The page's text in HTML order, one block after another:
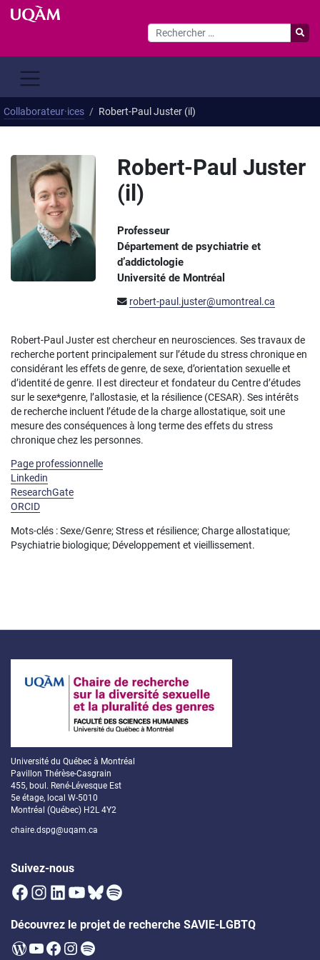
Passer
Collaborateur·ices Robert-Paul Juster (il)
Robert-Paul Juster
(il)
Professeur
Département de psychiatrie et
d’addictologie
Université de Montréal
robert-paul.juster@umontreal.ca
Robert-Paul Juster est chercheur en neurosciences. Ses travaux de
recherche portent principalement sur l’étude du stress chronique en
considérant les effets de genre, de sexe, d’orientation sexuelle et
d’identité de genre. Il est directeur et fondateur du Centre d’études
sur le sexe*genre, l’allostasie, et la résilience (CESAR). Ses intérêts
de recherche incluent l’étude de la charge allostatique, soit une
mesure des conséquences à long terme des effets du stress
chronique chez les personnes.
Page professionnelle
Linkedin
ResearchGate
ORCID
Mots-clés : Sexe/Genre; Stress et résilience; Charge allostatique;
Psychiatrie biologique; Développement et vieillissement.
Université du Québec à Montréal
Pavillon Thérèse-Casgrain
455, boul. René-Lévesque Est
5e étage, local W-5010
Montréal (Québec) H2L 4Y2
chaire.dspg@uqam.ca
Suivez-nous
Facebook
Instagram
LinkedIn
YouTube
Bluesky
Spotify
Découvrez le projet de recherche SAVIE-LGBTQ
WordPress
YouTube
Facebook
Instagram
Spotify